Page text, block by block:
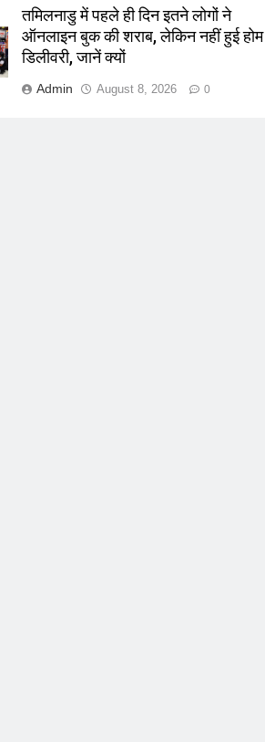
तमिलनाडु में पहले ही दिन इतने लोगों ने
ऑनलाइन बुक की शराब, लेकिन नहीं हुई होम
डिलीवरी, जानें क्यों
Admin August 8, 2026 0